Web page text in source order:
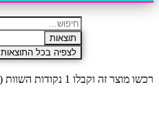
תוצאות
לצפיה בכל התוצאות
רכשו מוצר זה וקבלו 1 נקודות השוות (